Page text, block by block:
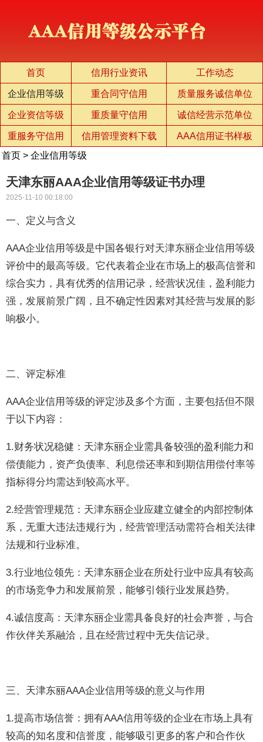
首页 信用行业资讯 工作动态
企业信用等级 重合同守信用 质量服务诚信单位
企业资信等级 重质量守信用 诚信经营示范单位
重服务守信用 信用管理资料下载
AAA信用证书样板
首页 > 企业信用等级
天津东丽AAA企业信用等级证书办理
2025-11-10 00:18:00
一、定义与含义
AAA企业信用等级是中国各银行对天津东丽企业信用等级
评价中的最高等级。它代表着企业在市场上的极高信誉和
综合实力，具有优秀的信用记录，经营状况佳，盈利能力
强，发展前景广阔，且不确定性因素对其经营与发展的影
响极小。
二、评定标准
AAA企业信用等级的评定涉及多个方面，主要包括但不限
于以下内容：
1.财务状况稳健：天津东丽企业需具备较强的盈利能力和
偿债能力，资产负债率、利息偿还率和到期信用偿付率等
指标得分均需达到较高水平。
2.经营管理规范：天津东丽企业应建立健全的内部控制体
系，无重大违法违规行为，经营管理活动需符合相关法律
法规和行业标准。
3.行业地位领先：天津东丽企业在所处行业中应具有较高
的市场竞争力和发展前景，能够引领行业发展趋势。
4.诚信度高：天津东丽企业需具备良好的社会声誉，与合
作伙伴关系融洽，且在经营过程中无失信记录。
三、天津东丽AAA企业信用等级的意义与作用
1.提高市场信誉：拥有AAA信用等级的企业在市场上具有
较高的知名度和信誉度，能够吸引更多的客户和合作伙